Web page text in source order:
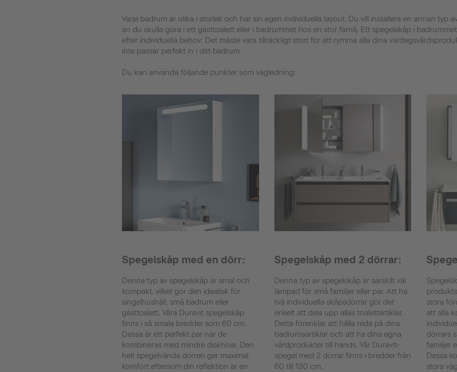
Varje badrum är olika i storlek och har sin egen individuella layout. Du vill installera en annan typ
än du skulle göra i ett gästtoalett eller i badrummet hos en stor familj. Ett spegelskåp i
efter individuella behov: Det måste vara tillräckligt stort för att rymma alla dina
inte passar perfekt in i ditt badrum.
Du kan använda följande punkter som vägledning:
Spegelskåp med en dörr:
Denna typ av spegelskåp är smal och
kompakt, vilket gör den idealisk för
singelhushåll, små badrum eller
gästtoalett. Våra Duravit spegelskåp
finns i så smala bredder som 60 cm.
Dessa är ett perfekt par när de
kombineras med mindre diskhoar. Den
helt spegelvända dörren ger maximal
komfort eftersom din reflektion är en
Spegelskåp med 2 dörrar:
Denna typ av spegelskåp är särskilt väl
lämpad för små familjer eller par. Att ha
två individuella skåpsdörrar gör det
enkelt att dela upp allas toalettartiklar.
Detta förenklar att hålla reda på dina
badrumsartiklar och att ha dina egna
vårdprodukter till hands. Vår Duravit-
spegel med 2 dörrar finns i bredder från
60 till 130 cm.
stora
att alla
dörrars
familjer
Dessa
stora